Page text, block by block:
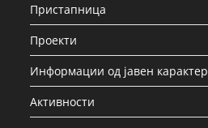
Пристапница
Проекти
Информации од јавен карактер
Активности